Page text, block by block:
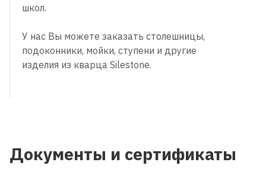
школ.
У нас Вы можете заказать столешницы,
подоконники, мойки, ступени и другие
изделия из кварца Silestone.
Документы и сертификаты